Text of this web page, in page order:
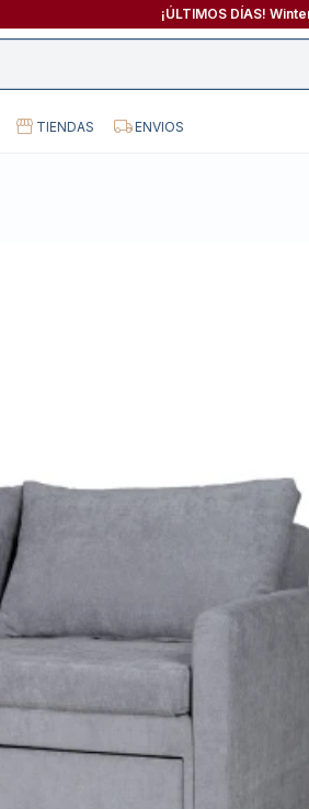
¡ÚLTIMOS DÍAS!
TIENDAS ENVIOS